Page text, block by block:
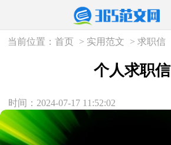
当前位置：首页 > 实用范文 >求职信
个人求职信
时间：2024-07-17 11:52:02